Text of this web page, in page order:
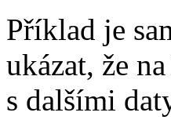
Příklad je
ukázat, že
s dalšími